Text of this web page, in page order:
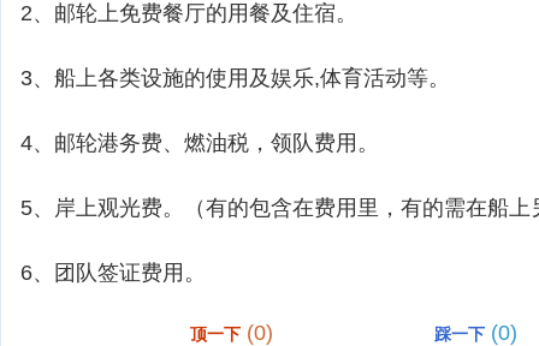
2、邮轮上免费餐厅的用餐及住宿。
3、船上各类设施的使用及娱乐,体育活动等。
4、邮轮港务费、燃油税，领队费用。
5、岸上观光费。（有的包含在费用里，有的需在船上
6、团队签证费用。
顶一下 (0) 踩一下 (0)